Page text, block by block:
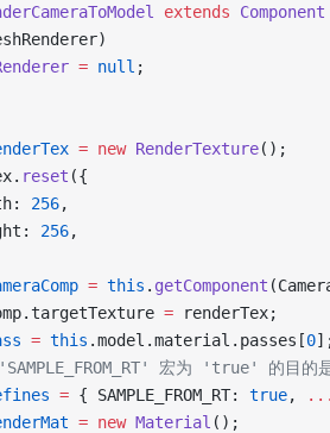
extends Component
= null ;
{
= new RenderTexture();
reset ({
256,
256,
= this . getComponent
= renderTex;
= this .model.material.passes[0
宏为 'true' 的目的
= { SAMPLE_FROM_RT: true,
= new Material ();